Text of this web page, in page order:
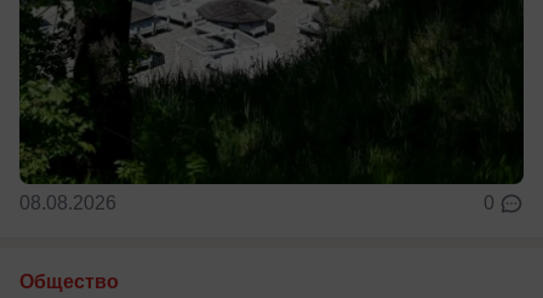
08.08.2026 0
Общество